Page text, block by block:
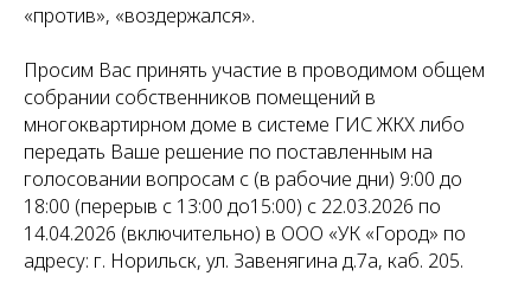
«против», «воздержался».
Просим Вас принять участие в проводимом общем
собрании собственников помещений в
многоквартирном доме в системе ГИС ЖКХ либо
передать Ваше решение по поставленным на
голосовании вопросам с (в рабочие дни) 9:00 до
18:00 (перерыв с 13:00 до15:00) с 22.03.2026 по
14.04.2026 (включительно) в ООО «УК «Город» по
адресу: г. Норильск, ул. Завенягина д.7а, каб. 205.